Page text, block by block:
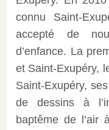
connu Saint-
accepté de
d’enfance. La
et Saint-Exupéry,
Saint-Exupéry,
de dessins à
baptême de l’air